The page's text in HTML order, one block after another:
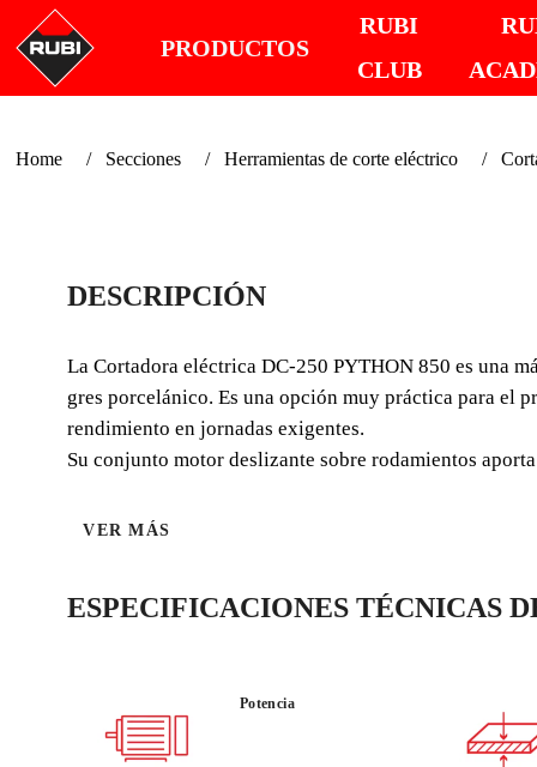
PRODUCTOS
RUBI
CLUB
Home Secciones Herramientas de corte eléctrico
DESCRIPCIÓN
La Cortadora eléctrica DC-250 PYTHON 850 es una
gres porcelánico. Es una opción muy práctica para el
rendimiento en jornadas exigentes.
Su conjunto motor deslizante sobre rodamientos
VER MÁS
ESPECIFICACIONES TÉCNICAS
Potencia